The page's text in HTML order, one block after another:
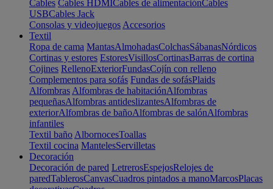
Cables Cables HDMICables de alimentaciónCables
USBCables Jack
Consolas y videojuegos Accesorios
Textil
Ropa de cama MantasAlmohadasColchasSábanasNórdicos
Cortinas y estores EstoresVisillosCortinasBarras de cortina
Cojines RellenoExteriorFundasCojín con relleno
Complementos para sofás Fundas de sofásPlaids
Alfombras Alfombras de habitaciónAlfombras
pequeñasAlfombras antideslizantesAlfombras de
exteriorAlfombras de bañoAlfombras de salónAlfombras
infantiles
Textil baño AlbornocesToallas
Textil cocina MantelesServilletas
Decoración
Decoración de pared LetrerosEspejosRelojes de
paredTablerosCanvasCuadros pintados a manoMarcosPlacas